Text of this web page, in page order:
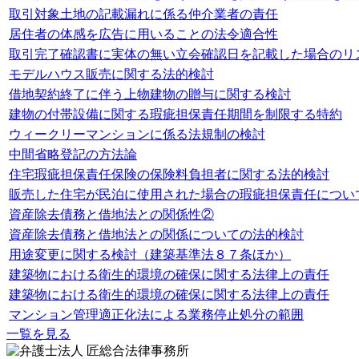
取引対象土地の記載漏れに係る仲介業者の責任
居住者の体感を広告に用いることの法令適合性
取引完了確認書に実体の無い立会確認日を記載した場合のリ
モデルハウス販売に関する法的検討
借地契約終了に伴う上物建物の贈与に関する検討
建物の付帯設備に関する瑕疵担保責任期間を制限する特約
ウィークリーマンションに係る法規制の検討
中間省略登記の方法論
住宅瑕疵担保責任保険の保険料負担者に関する法的検討
販売した住宅が民泊に使用された場合の瑕疵担保責任につい
資産除去債務と借地法との関係性②
資産除去債務と借地法との関係についての法的検討
用途変更に関する検討（建築基準法８７条ほか）
建築物における衛生的環境の確保に関する法律上の責任
建築物における衛生的環境の確保に関する法律上の責任
マンション管理適正化法による業務停止処分の範囲
一覧を見る